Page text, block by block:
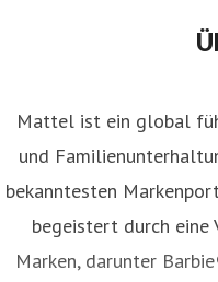
Mattel ist ein global
und
bekanntesten
begeistert durch eine
Marken, darunter